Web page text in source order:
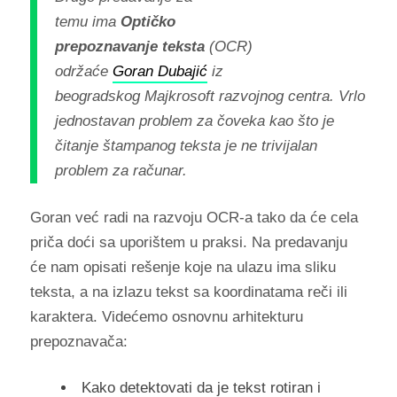
temu ima Optičko
prepoznavanje teksta(OCR)
održaće Goran Dubajićiz
beogradskog Majkrosoft razvojnog centra. Vrlo
jednostavan problem za čoveka kao što je
čitanje štampanog teksta je ne trivijalan
problem za računar.
Goran već radi na razvoju OCR-a tako da će cela
priča doći sa uporištem u praksi. Na predavanju
će nam opisati rešenje koje na ulazu ima sliku
teksta, a na izlazu tekst sa koordinatama reči ili
karaktera. Videćemo osnovnu arhitekturu
prepoznavača:
Kako detektovati da je tekst rotiran i